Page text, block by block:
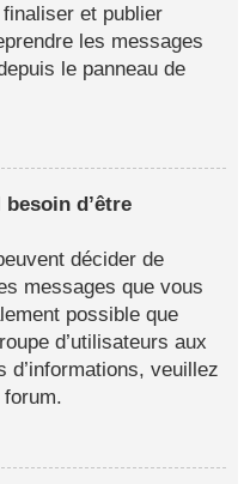
et publier
les messages
le panneau de
d’être
décider de
messages que vous
possible que
d’utilisateurs aux
d’informations, veuillez